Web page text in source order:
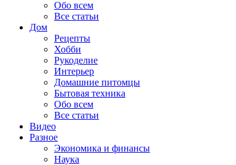
Обо всем
Все статьи
Дом
Рецепты
Хобби
Рукоделие
Интерьер
Домашние питомцы
Бытовая техника
Обо всем
Все статьи
Видео
Разное
Экономика и финансы
Наука